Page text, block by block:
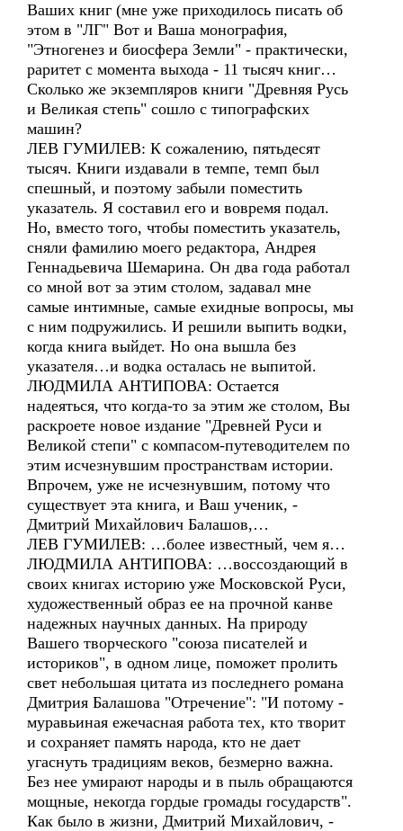
Ваших книг (мне уже приходилось писать об
этом в "ЛГ" Вот и Ваша монография,
"Этногенез и биосфера Земли" - практически,
раритет с момента выхода - 11 тысяч книг…
Сколько же экземпляров книги "Древняя Русь
и Великая степь" сошло с типографских
машин?
ЛЕВ ГУМИЛЕВ: К сожалению, пятьдесят
тысяч. Книги издавали в темпе, темп был
спешный, и поэтому забыли поместить
указатель. Я составил его и вовремя подал.
Но, вместо того, чтобы поместить указатель,
сняли фамилию моего редактора, Андрея
Геннадьевича Шемарина. Он два года работал
со мной вот за этим столом, задавал мне
самые интимные, самые ехидные вопросы, мы
с ним подружились. И решили выпить водки,
когда книга выйдет. Но она вышла без
указателя…и водка осталась не выпитой.
ЛЮДМИЛА АНТИПОВА: Остается
надеяться, что когда-то за этим же столом, Вы
раскроете новое издание "Древней Руси и
Великой степи" с компасом-путеводителем по
этим исчезнувшим пространствам истории.
Впрочем, уже не исчезнувшим, потому что
существует эта книга, и Ваш ученик, -
Дмитрий Михайлович Балашов,…
ЛЕВ ГУМИЛЕВ: …более известный, чем я…
ЛЮДМИЛА АНТИПОВА: …воссоздающий в
своих книгах историю уже Московской Руси,
художественный образ ее на прочной канве
надежных научных данных. На природу
Вашего творческого "союза писателей и
историков", в одном лице, поможет пролить
свет небольшая цитата из последнего романа
Дмитрия Балашова "Отречение": "И потому -
муравьиная ежечасная работа тех, кто творит
и сохраняет память народа, кто не дает
угаснуть традициям веков, безмерно важна.
Без нее умирают народы и в пыль обращаются
мощные, некогда гордые громады государств".
Как было в жизни, Дмитрий Михайлович, -